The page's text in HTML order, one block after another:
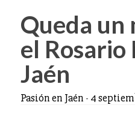
Queda un
el Rosario
Jaén
Pasión en Jaén - 4